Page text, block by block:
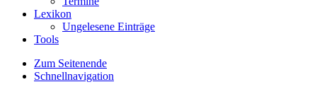
Lexikon
Ungelesene Einträge
Tools
Zum Seitenende
Schnellnavigation